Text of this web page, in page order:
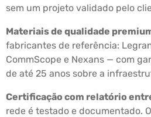
sem um projeto validado pelo
Materiais de qualidade
fabricantes de referência:
CommScope e Nexans — com
de até 25 anos sobre a
Certificação com relatório
rede é testado e documentado.